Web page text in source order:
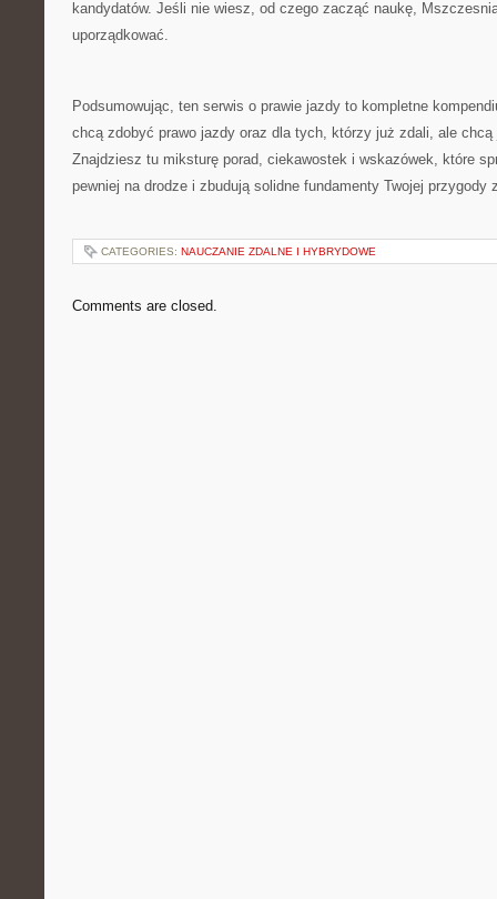
kandydatów. Jeśli nie wiesz, od czego zacząć naukę,
uporządkować.
Podsumowując, ten serwis o prawie jazdy to kompletne
chcą zdobyć prawo jazdy oraz dla tych, którzy już zdali, ale
Znajdziesz tu miksturę porad, ciekawostek i wskazówek, które
pewniej na drodze i zbudują solidne fundamenty Twojej przygody
CATEGORIES: NAUCZANIE ZDALNE I HYBRYDOWE
Comments are closed.